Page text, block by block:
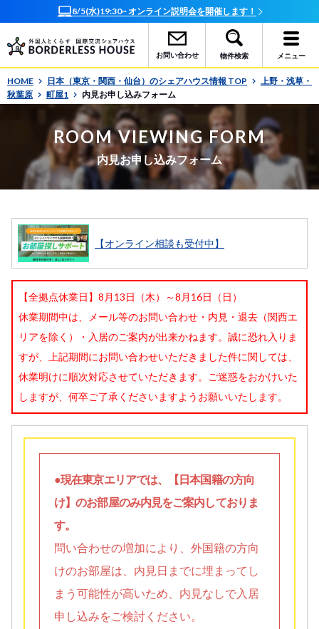
8/5(水)19:30~ オンライン説明会を開催します！
お問い合わせ 物件検索 メニュー
HOME 日本（東京・関西・仙台）のシェアハウス情報 TOP
上野・浅草・
秋葉原
町屋1 内見お申し込みフォーム
ROOM VIEWING FORM
内見お申し込みフォーム
【オンライン相談も受付中】
【全拠点休業日】8月13日（木）～8月16日（日）
休業期間中は、メール等のお問い合わせ・内見・退去（関西エ
リアを除く）・入居のご案内が出来かねます。誠に恐れ入りま
すが、上記期間にお問い合わせいただきました件に関しては、
休業明けに順次対応させていただきます。ご迷惑をおかけいた
しますが、何卒ご了承くださいますようお願いいたします。
●現在東京エリアでは、【日本国籍の方向
け】のお部屋のみ内見をご案内しておりま
す。
問い合わせの増加により、外国籍の方向
けのお部屋は、内見日までに埋まってし
まう可能性が高いため、内見なしで入居
申し込みをご検討ください。